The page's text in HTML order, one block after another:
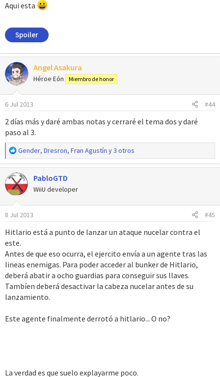
Aqui esta
Spoiler
Angel Asakura
Héroe Eón Miembro de honor
6 Jul 2013 #44
2 días más y daré ambas notas y cerraré el tema dos y daré
paso al 3.
R
e
a
c
c
i
o
n
s
:
Gender, Dresron, Fran Agustín y 3 otros
PabloGTD
WiiU developer
8 Jul 2013 #45
Hitlario está a punto de lanzar un ataque nucelar contra el
este.
Antes de que eso ocurra, el ejercito envía a un agente tras las
lineas enemigas. Para poder acceder al bunker de Hitlario,
deberá abatir a ocho guardias para conseguir sus llaves.
Tambíen deberá desactivar la cabeza nucelar antes de su
lanzamiento.
Este agente finalmente derrotó a hitlario... O no?
La verdad es que suelo explayarme poco.